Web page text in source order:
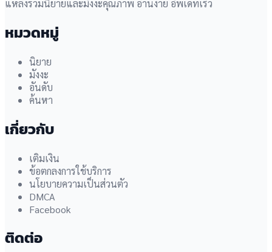
แหล่งรวมนิยายและมังงะคุณภาพ อ่านง่าย อัพเดทเร็ว
หมวดหมู่
นิยาย
มังงะ
อันดับ
ค้นหา
เกี่ยวกับ
เติมเงิน
ข้อตกลงการใช้บริการ
นโยบายความเป็นส่วนตัว
DMCA
Facebook
ติดต่อ